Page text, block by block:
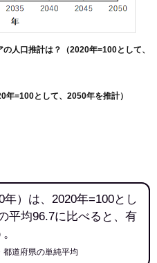
人口推計は？（2020年=100として、
年=100として、2050年を推計）
）は、2020年=100とし
平均96.7に比べると、有
道府県の単純平均